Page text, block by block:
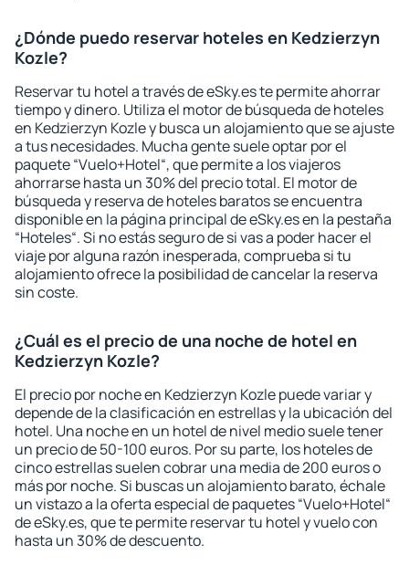
¿Dónde puedo reservar hoteles en Kedzierzyn
Kozle?
Reservar tu hotel a través de eSky.es te permite ahorrar
tiempo y dinero. Utiliza el motor de búsqueda de hoteles
en Kedzierzyn Kozle y busca un alojamiento que se ajuste
a tus necesidades. Mucha gente suele optar por el
paquete “Vuelo+Hotel“, que permite a los viajeros
ahorrarse hasta un 30% del precio total. El motor de
búsqueda y reserva de hoteles baratos se encuentra
disponible en la página principal de eSky.es en la pestaña
“Hoteles“. Si no estás seguro de si vas a poder hacer el
viaje por alguna razón inesperada, comprueba si tu
alojamiento ofrece la posibilidad de cancelar la reserva
sin coste.
¿Cuál es el precio de una noche de hotel en
Kedzierzyn Kozle?
El precio por noche en Kedzierzyn Kozle puede variar y
depende de la clasificación en estrellas y la ubicación del
hotel. Una noche en un hotel de nivel medio suele tener
un precio de 50-100 euros. Por su parte, los hoteles de
cinco estrellas suelen cobrar una media de 200 euros o
más por noche. Si buscas un alojamiento barato, échale
un vistazo a la oferta especial de paquetes “Vuelo+Hotel“
de eSky.es, que te permite reservar tu hotel y vuelo con
hasta un 30% de descuento.